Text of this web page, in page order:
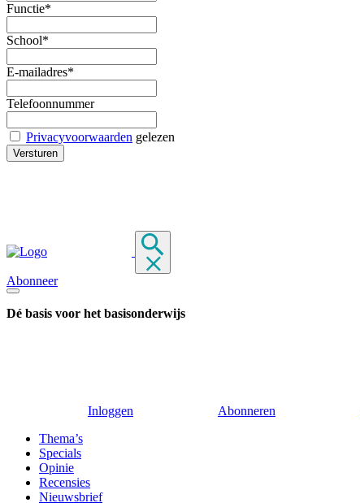
Functie*
School*
E-mailadres*
Telefoonnummer
Privacyvoorwaarden gelezen
Abonneer
Dé basis voor het basisonderwijs
Inloggen Abonneren
Thema’s
Specials
Opinie
Recensies
Nieuwsbrief